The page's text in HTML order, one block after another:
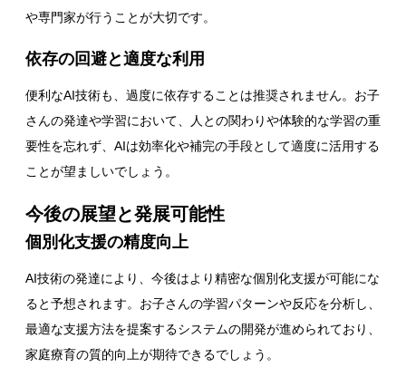
や専門家が行うことが大切です。
依存の回避と適度な利用
便利なAI技術も、過度に依存することは推奨されません。お子
さんの発達や学習において、人との関わりや体験的な学習の重
要性を忘れず、AIは効率化や補完の手段として適度に活用する
ことが望ましいでしょう。
今後の展望と発展可能性
個別化支援の精度向上
AI技術の発達により、今後はより精密な個別化支援が可能にな
ると予想されます。お子さんの学習パターンや反応を分析し、
最適な支援方法を提案するシステムの開発が進められており、
家庭療育の質的向上が期待できるでしょう。